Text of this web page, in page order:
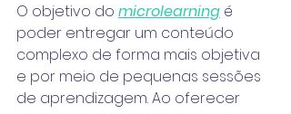
O objetivo do microlearning é
poder entregar um conteúdo
complexo de forma mais objetiva
e por meio de pequenas sessões
de aprendizagem. Ao oferecer